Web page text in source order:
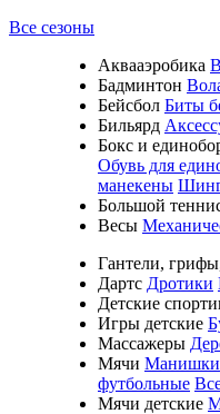
Все сезоны
Аквааэробика
Бадминтон
Бейсбол Биты
Бильярд
Бокс и
Обувь для
манекены
Большой
Весы
Гантели,
Дартс Дротики
Детские
Игры детские
Массажеры
Мячи Манишки
футбольные
Мячи детские